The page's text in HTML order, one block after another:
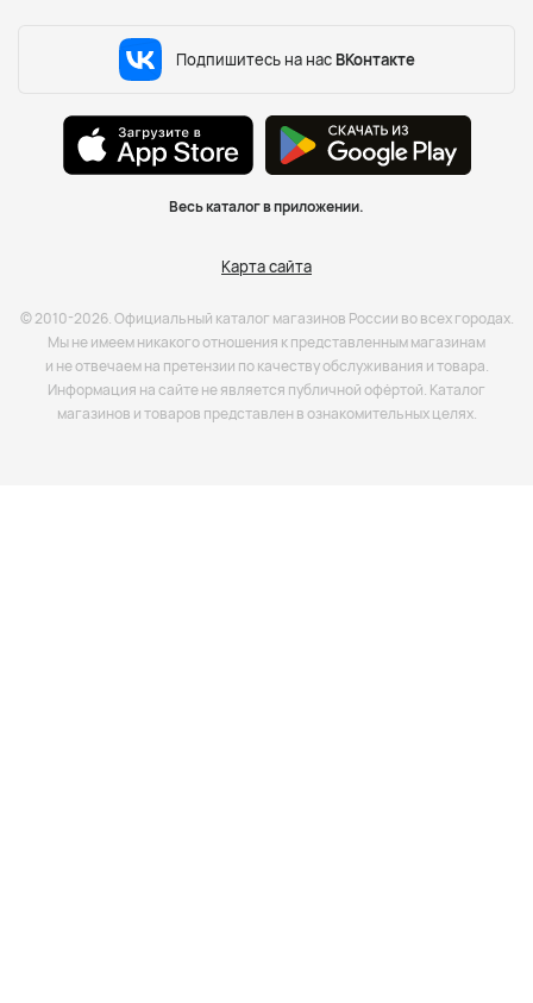
Подпишитесь на нас ВКонтакте
Весь каталог в приложении.
Карта сайта
© 2010-2026. Официальный каталог магазинов России во всех городах.
Мы не имеем никакого отношения к представленным магазинам
и не отвечаем на претензии по качеству обслуживания и товара.
Информация на сайте не является публичной офёртой. Каталог
магазинов и товаров представлен в ознакомительных целях.